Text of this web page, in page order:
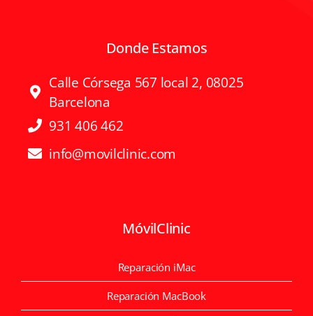
Donde Estamos
Calle Córsega 567 local 2, 08025
Barcelona
931 406 462
info@movilclinic.com
MóvilClinic
Reparación iMac
Reparación MacBook